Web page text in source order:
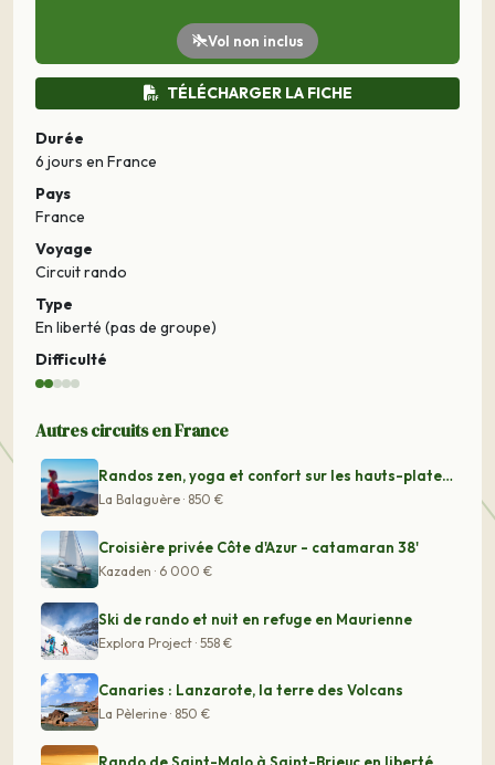
Vol non inclus
TÉLÉCHARGER LA FICHE
Durée
6 jours en France
Pays
France
Voyage
Circuit rando
Type
En liberté (pas de groupe)
Difficulté
Autres circuits en France
Randos zen, yoga et confort sur les hauts-plateaux de C
La Balaguère · 850 €
Croisière privée Côte d'Azur - catamaran 38'
Kazaden · 6 000 €
Ski de rando et nuit en refuge en Maurienne
Explora Project · 558 €
Canaries : Lanzarote, la terre des Volcans
La Pèlerine · 850 €